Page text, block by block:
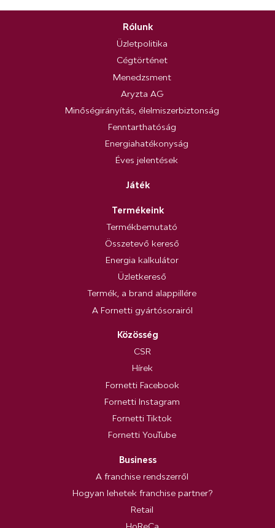
Rólunk
Üzletpolitika
Cégtörténet
Menedzsment
Aryzta AG
Minőségirányítás, élelmiszerbiztonság
Fenntarthatóság
Energiahatékonyság
Éves jelentések
Játék
Termékeink
Termékbemutató
Összetevő kereső
Energia kalkulátor
Üzletkereső
Termék, a brand alappillére
A Fornetti gyártósorairól
Közösség
CSR
Hírek
Fornetti Facebook
Fornetti Instagram
Fornetti Tiktok
Fornetti YouTube
Business
A franchise rendszerről
Hogyan lehetek franchise partner?
Retail